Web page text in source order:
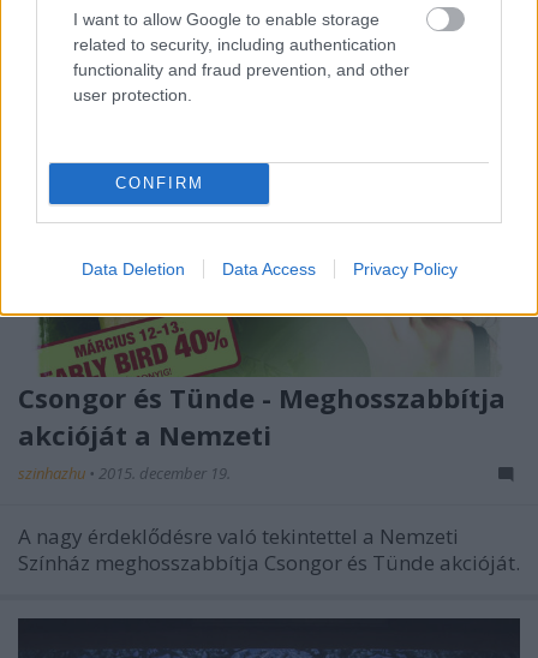
I want to allow Google to enable storage
related to security, including authentication
functionality and fraud prevention, and other
user protection.
CONFIRM
Data Deletion Data Access Privacy Policy
Csongor és Tünde - Meghosszabbítja
akcióját a Nemzeti
szinhazhu • 2015. december 19.
A nagy érdeklődésre való tekintettel a Nemzeti
Színház meghosszabbítja Csongor és Tünde akcióját.